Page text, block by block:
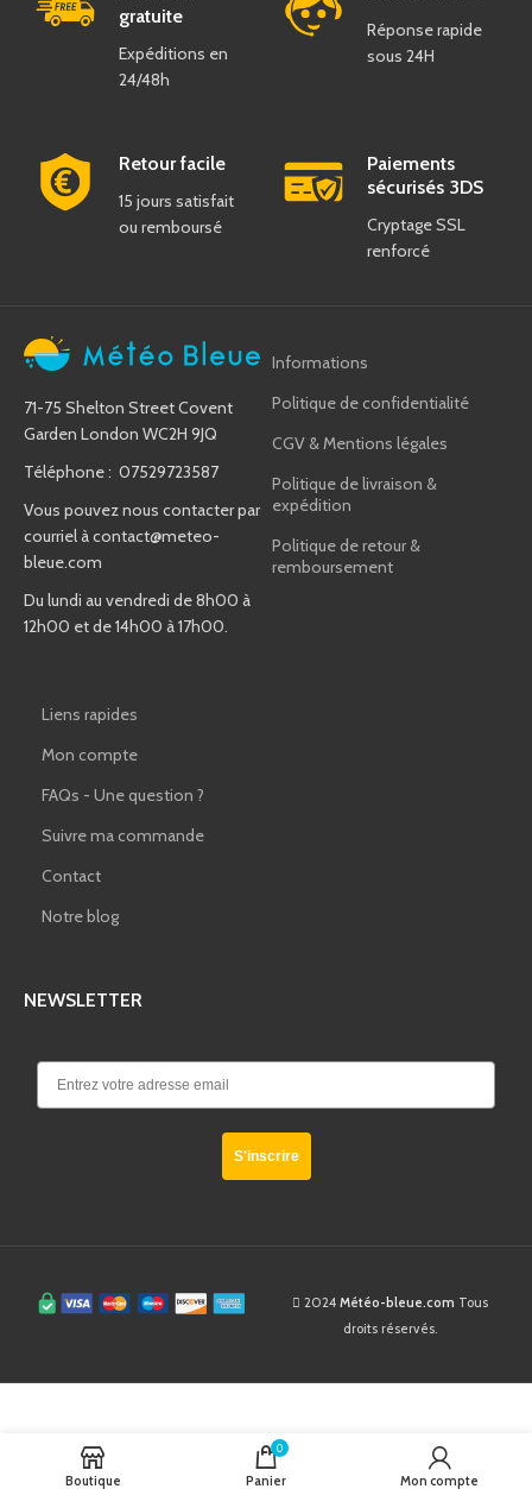
gratuite
Expéditions en
24/48h
Réponse rapide
sous 24H
Retour facile
15 jours satisfait
ou remboursé
Paiements
sécurisés 3DS
Cryptage SSL
renforcé
71-75 Shelton Street Covent
Garden London WC2H 9JQ
Téléphone : 07529723587
Vous pouvez nous contacter par
courriel àcontact@meteo-
bleue.com
Du lundi au vendredi de 8h00 à
12h00 et de 14h00 à 17h00.
Informations
Politique de confidentialité
CGV & Mentions légales
Politique de livraison &
expédition
Politique de retour &
remboursement
Liens rapides
Mon compte
FAQs - Une question ?
Suivre ma commande
Contact
Notre blog
NEWSLETTER
S'inscrire
2024 Météo-bleue.com Tous
droits réservés.
Girouette
Pêcheur
$ AJOUTER AU
Boutique
0
Panier Mon compte